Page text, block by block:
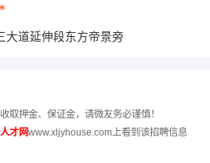
大道延伸段东方帝景旁
取押金、保证金，请微友务必谨慎！
才网www.xljyhouse.com上看到该招聘信息